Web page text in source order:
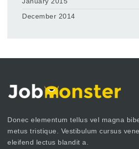
December 2014
Donec elementum tellus vel magna
metus tristique. Vestibulum cursus
eleifend lectus blandit a.